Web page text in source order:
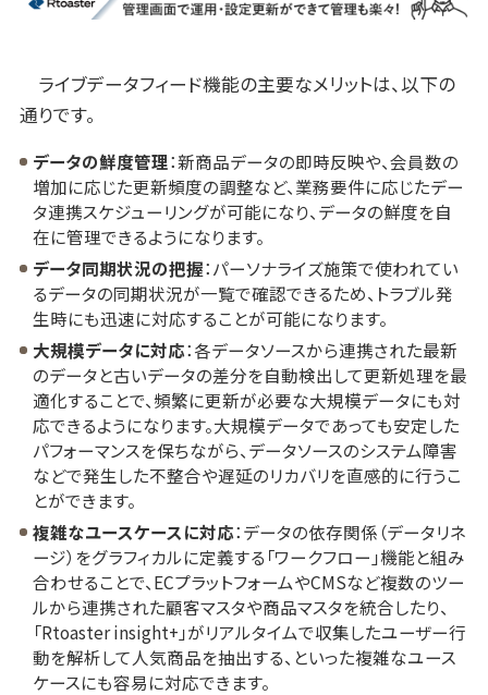
ライブデータフィード機能の主要なメリットは、以下の
通りです。
データの鮮度管理：新商品データの即時反映や、会員数の
増加に応じた更新頻度の調整など、業務要件に応じたデー
タ連携スケジューリングが可能になり、データの鮮度を自
在に管理できるようになります。
データ同期状況の把握：パーソナライズ施策で使われてい
るデータの同期状況が一覧で確認できるため、トラブル発
生時にも迅速に対応することが可能になります。
大規模データに対応：各データソースから連携された最新
のデータと古いデータの差分を自動検出して更新処理を最
適化することで、頻繁に更新が必要な大規模データにも対
応できるようになります。大規模データであっても安定した
パフォーマンスを保ちながら、データソースのシステム障害
などで発生した不整合や遅延のリカバリを直感的に行うこ
とができます。
複雑なユースケースに対応：データの依存関係（データリネ
ージ）をグラフィカルに定義する「ワークフロー」機能と組み
合わせることで、ECプラットフォームやCMSなど複数のツー
ルから連携された顧客マスタや商品マスタを統合したり、
「Rtoaster insight+」がリアルタイムで収集したユーザー行
動を解析して人気商品を抽出する、といった複雑なユース
ケースにも容易に対応できます。